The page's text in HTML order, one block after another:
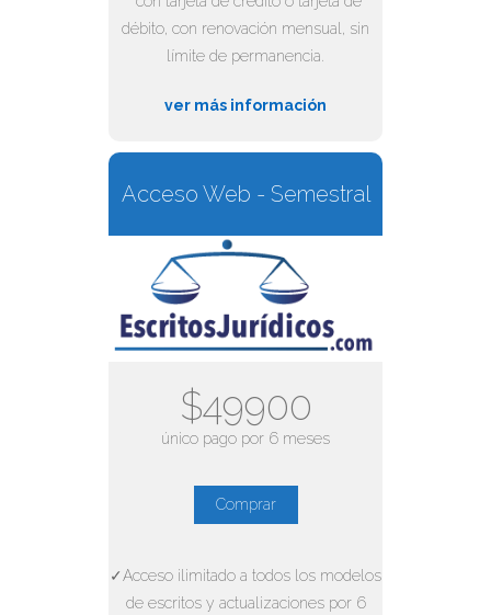
débito, con renovación mensual, sin
límite de permanencia.
ver más información
Acceso Web - Semestral
$49900
único pago por 6 meses
Comprar
✓Acceso ilimitado a todos los modelos
de escritos y actualizaciones por 6